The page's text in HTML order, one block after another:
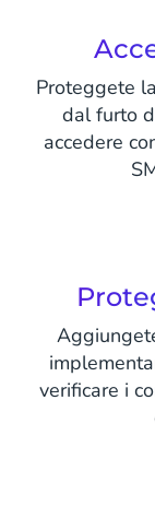
Proteggete
dal furto
accedere
verificare i